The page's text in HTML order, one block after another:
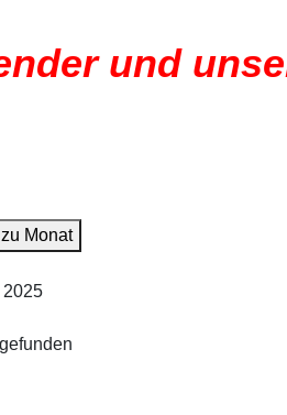
und
Monat
2025